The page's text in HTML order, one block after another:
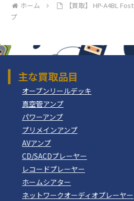
ホーム
【買取】 HP-A4BL
プ
主な買取品目
オープンリールデッキ
真空管アンプ
パワーアンプ
プリメインアンプ
AVアンプ
CD/SACDプレーヤー
レコードプレーヤー
ホームシアター
ネットワークオーディオプレーヤー